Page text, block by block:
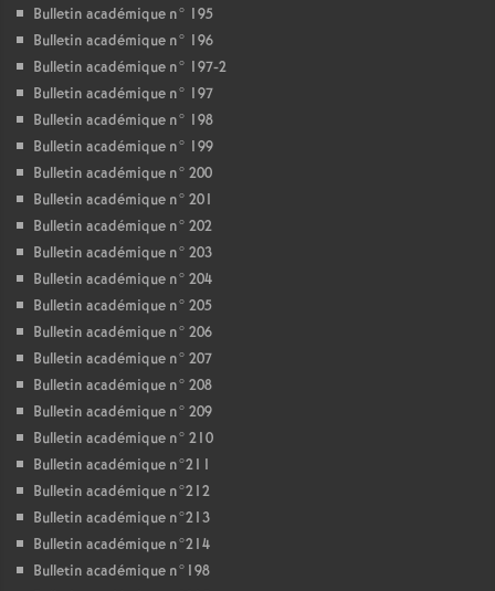
Bulletin académique n° 195
Bulletin académique n° 196
Bulletin académique n° 197-2
Bulletin académique n° 197
Bulletin académique n° 198
Bulletin académique n° 199
Bulletin académique n° 200
Bulletin académique n° 201
Bulletin académique n° 202
Bulletin académique n° 203
Bulletin académique n° 204
Bulletin académique n° 205
Bulletin académique n° 206
Bulletin académique n° 207
Bulletin académique n° 208
Bulletin académique n° 209
Bulletin académique n° 210
Bulletin académique n°211
Bulletin académique n°212
Bulletin académique n°213
Bulletin académique n°214
Bulletin académique n°198